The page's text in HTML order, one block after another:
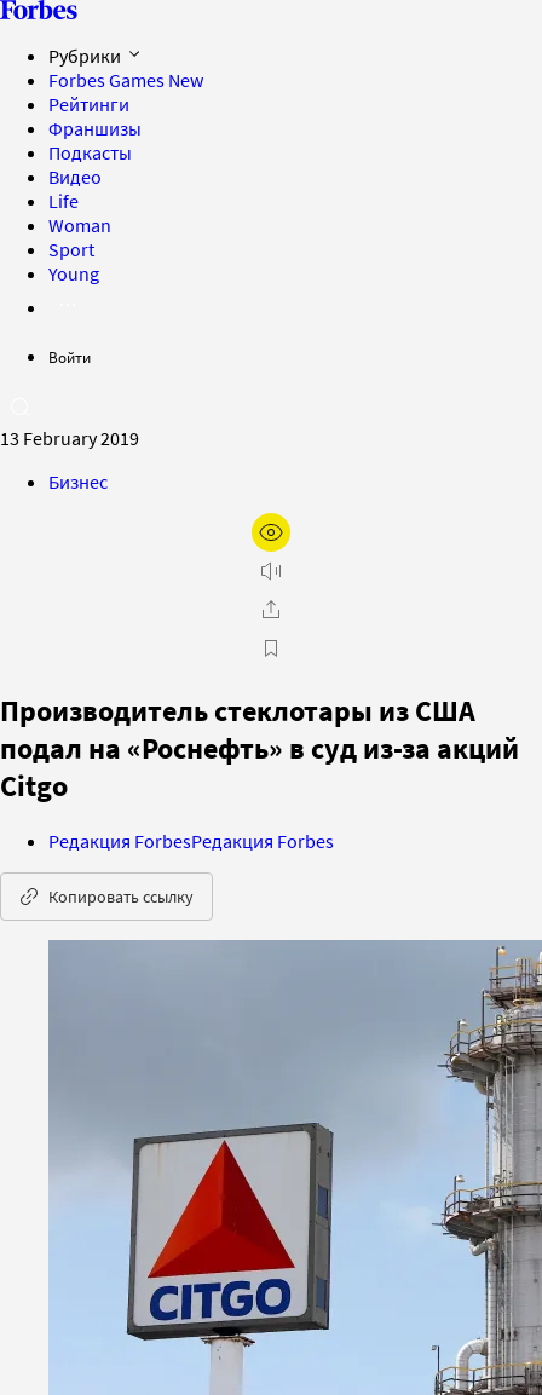
Рубрики
Forbes Games New
Рейтинги
Франшизы
Подкасты
Видео
Life
Woman
Sport
Young
Войти
13 February 2019
Бизнес
Производитель стеклотары из США
подал на «Роснефть» в суд из-за акций
Citgo
Редакция ForbesРедакция Forbes
Копировать ссылку